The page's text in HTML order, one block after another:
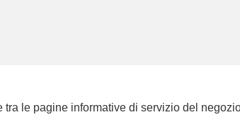
tra le pagine informative di servizio del